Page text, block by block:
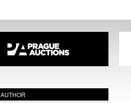
AUTHOR